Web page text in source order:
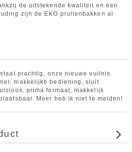
de uitstekende kwaliteit en een
zijn de EKO prullenbakken al
prachtig, onze nieuwe vuilnis
makkelijke bediening, sluit
prima formaat, makkelijk
Meer heb ik niet te melden!